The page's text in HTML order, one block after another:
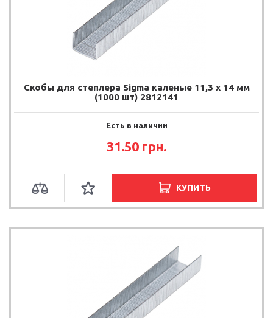
Скобы для степлера Sigma каленые 11,3 х 14 мм
(1000 шт) 2812141
Есть в наличии
31.50 грн.
КУПИТЬ